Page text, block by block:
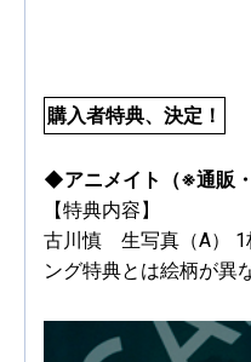
購入者特典、決定！
◆アニメイト（※通販・
【特典内容】
古川慎 生写真（A）
ング特典とは絵柄が異